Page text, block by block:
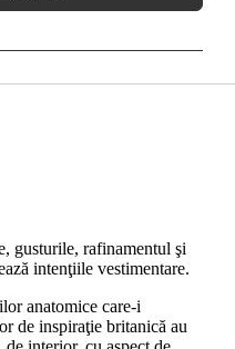
phishing. Zapatos
gusturile, rafinamentul şi
intenţiile vestimentare.
anatomice care-i
de inspiraţie britanică au